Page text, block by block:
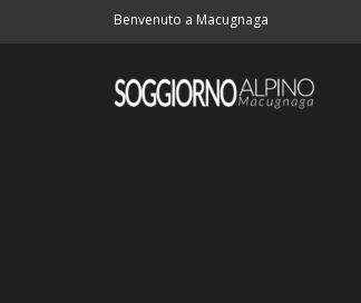
Benvenuto a Macugnaga